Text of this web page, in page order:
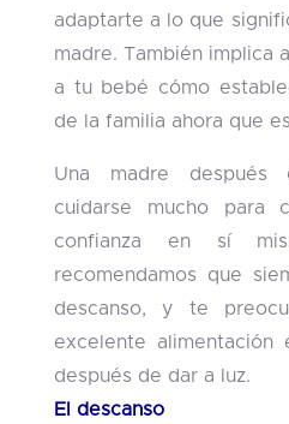
adaptarte a lo que
madre. También implica
a tu bebé cómo
de la familia ahora que
Una madre después
cuidarse mucho para
confianza en sí
recomendamos que
descanso, y te
excelente alimentación
después de dar a luz.
El descanso